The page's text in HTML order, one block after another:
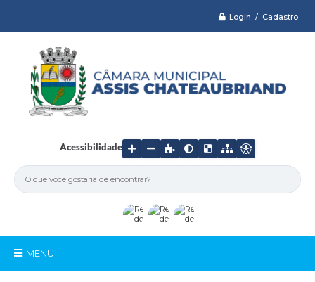
Login / Cadastro
Acessibilidade
MENU